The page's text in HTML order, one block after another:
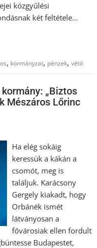
közgyűlési
két feltétele…
, kormányzat, pénzek,vétó
„Biztos
Mészáros Lőrinc
Ha elég sokáig
keressük a kákán a
csomót, meg is
találjuk. Karácsony
Gergely kiakadt, hogy
Orbánék ismét
látványosan a
fővárosiak ellen fordult
Budapestet,